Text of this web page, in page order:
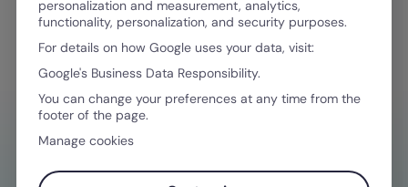
11 Marzo, 2026 ·5 minuti di lettura
HAI BISOGNO D'AIUTO NELLA GESTIONE
FINANZIARIA?
personalization and measurement, analytics,
functionality, personalization, and security purposes.
For details on how Google uses your data, visit:
Google's Business Data Responsibility.
You can change your preferences at any time from the
footer of the page.
Manage cookies